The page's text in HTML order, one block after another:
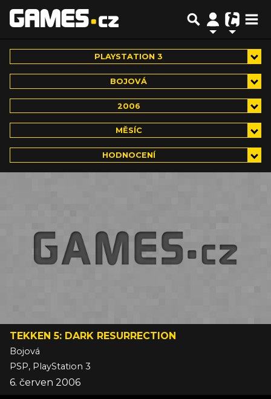
PLAYSTATION 3
BOJOVÁ
2006
MĚSÍC
HODNOCENÍ
TEKKEN 5: DARK RESURRECTION
Bojová
PSP, PlayStation 3
6. červen 2006